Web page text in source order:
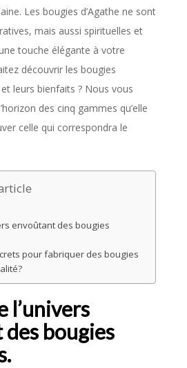
Les bougies d’Agathe ne sont
mais aussi spirituelles et
touche élégante à votre
découvrir les bougies
leurs bienfaits ? Nous vous
des cinq gammes qu’elle
celle qui correspondra le
envoûtant des bougies
pour fabriquer des bougies
l’univers
bougies